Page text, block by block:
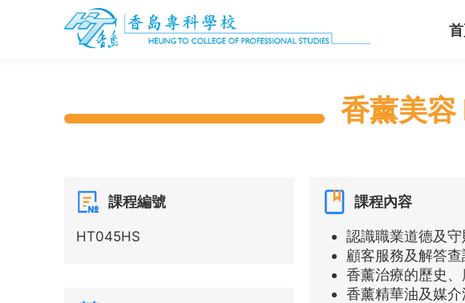
香薰美容
課程編號
HT045HS
課程內容
認識職業道德及守
顧客服務及解答
香薰治療的歷史
香薰精華油及媒